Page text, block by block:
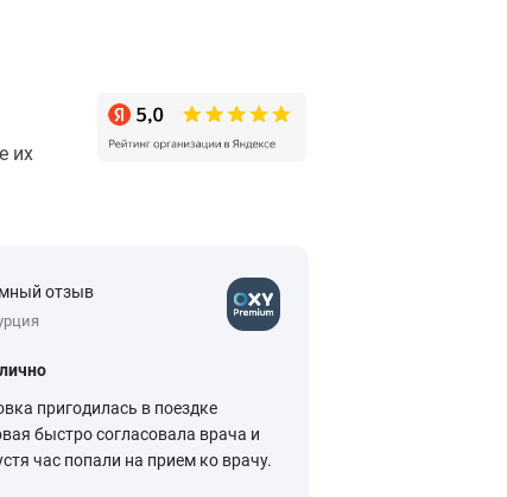
их
отзыв
пригодилась в поездке
быстро согласовала врача и
час попали на прием ко врачу.